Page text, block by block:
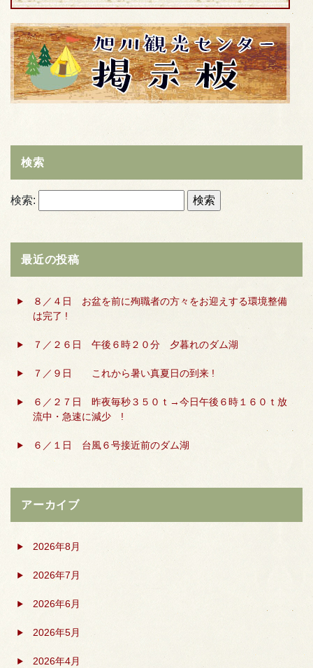
検索
検索:
最近の投稿
８／４日 お盆を前に殉職者の方々をお迎えする環境整備
は完了 !
７／２６日 午後６時２０分 夕暮れのダム湖
７／９日 これから暑い真夏日の到来 !
６／２７日 昨夜毎秒３５０ｔ→今日午後６時１６０ｔ放
流中・急速に減少 !
６／１日 台風６号接近前のダム湖
アーカイブ
2026年8月
2026年7月
2026年6月
2026年5月
2026年4月